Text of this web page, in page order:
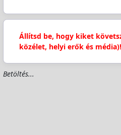
Állítsd be, hogy kiket
közélet, helyi erők és média)!
Betöltés...